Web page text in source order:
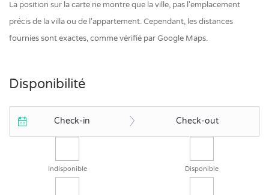
La position sur la carte ne montre que la ville, pas l'emplacement
précis de la villa ou de l'appartement. Cependant, les distances
fournies sont exactes, comme vérifié par Google Maps.
Disponibilité
Check-in Check-out
Indisponible Disponible